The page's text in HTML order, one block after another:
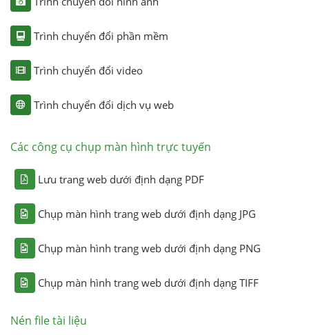
Trình chuyển đổi phần mềm
Trình chuyển đổi video
Trình chuyển đổi dịch vụ web
Các công cụ chụp màn hình trực tuyến
Lưu trang web dưới định dạng PDF
Chụp màn hình trang web dưới định dạng JPG
Chụp màn hình trang web dưới định dạng PNG
Chụp màn hình trang web dưới định dạng TIFF
Nén file tài liệu